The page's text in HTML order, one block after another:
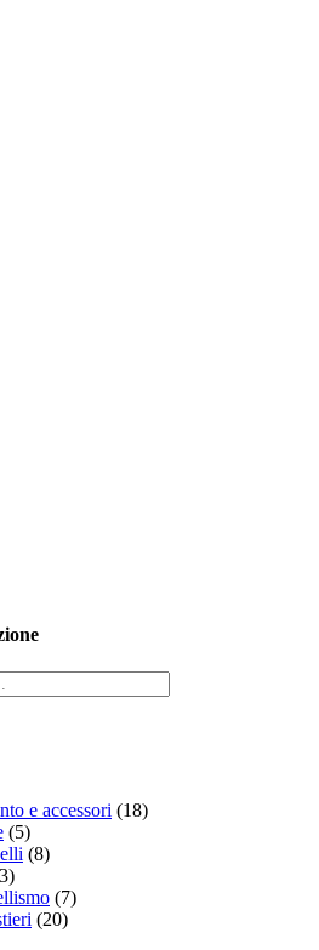
e accessori (18)
(5)
(8)
(7)
(20)